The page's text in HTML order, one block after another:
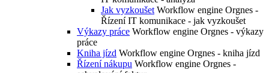
Jak vyzkoušet Workflow engine Orgnes -
Řízení IT komunikace - jak vyzkoušet
Výkazy práce Workflow engine Orgnes - výkazy
práce
Kniha jízd Workflow engine Orgnes - kniha jízd
Řízení nákupu Workflow engine Orgnes -